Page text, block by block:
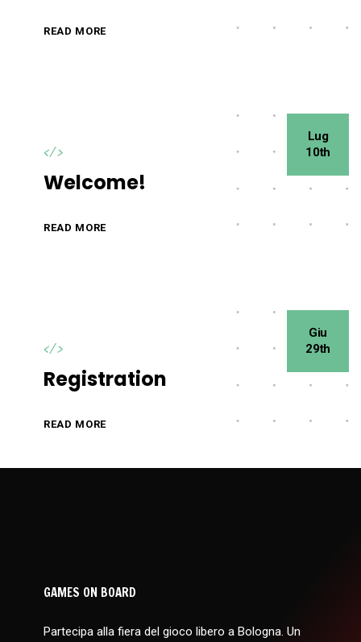
READ MORE
Lug
10th
</>
Welcome!
READ MORE
Giu
29th
</>
Registration
READ MORE
GAMES ON BOARD
Partecipa alla fiera del gioco libero a Bologna. Un